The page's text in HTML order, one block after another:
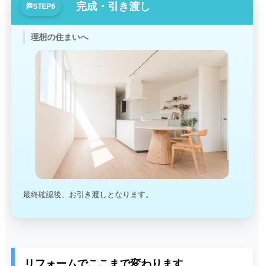
完成・引き渡し
理想の住まいへ
最終確認後、お引き渡しとなります。